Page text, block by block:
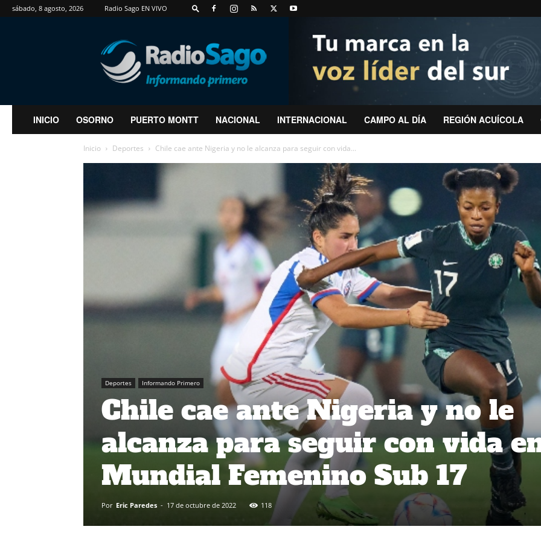
sábado, 8 agosto, 2026 Radio Sago EN VIVO
RadioSago
INICIO OSORNO PUERTO MONTT NACIONAL INTERNACIONAL CAMPO AL DÍA REGIÓN ACUÍCOLA
Inicio Deportes Chile cae ante Nigeria y no le alcanza para seguir con vida...
Deportes Informando Primero
Chile cae ante Nigeria y no le
alcanza para seguir con vida
Mundial Femenino Sub 17
Por Eric Paredes - 17 de octubre de 2022 118